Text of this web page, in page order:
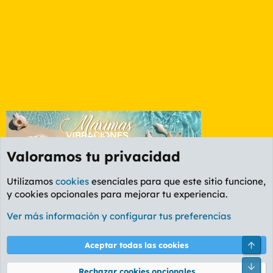
Foro General
Cookies
PL OLDSTYLE AMARILLO
Términos y reglas Política de privacidad Ayuda
Valoramos tu privacidad
Utilizamos cookies esenciales para que este sitio funcione,
y cookies opcionales para mejorar tu experiencia.
Ver más información y configurar tus preferencias
Aceptar todas las cookies
Rechazar cookies opcionales
Pie